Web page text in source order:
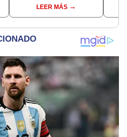
denunciarlo por
tocamientos: “Me
LEER MÁS
paz,